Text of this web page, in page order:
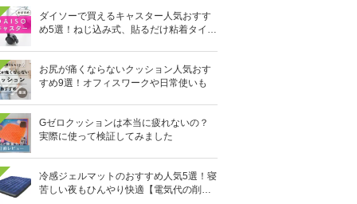
ダイソーで買えるキャスター人気おすす
め5選！ねじ込み式、貼るだけ粘着タイプ
お尻が痛くならないクッション人気おす
すめ9選！オフィスワークや日常使いも
Gゼロクッションは本当に疲れないの？
実際に使って検証してみました
冷感ジェルマットのおすすめ人気5選！寝
苦しい夜もひんやり快適【電気代の削減